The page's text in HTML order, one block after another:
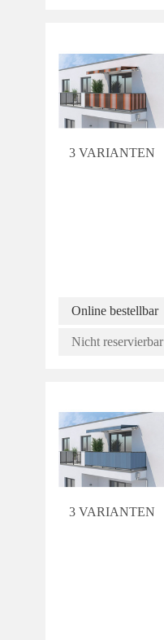
3 VARIANTEN
Online bestellbar
Nicht reservierbar
3 VARIANTEN